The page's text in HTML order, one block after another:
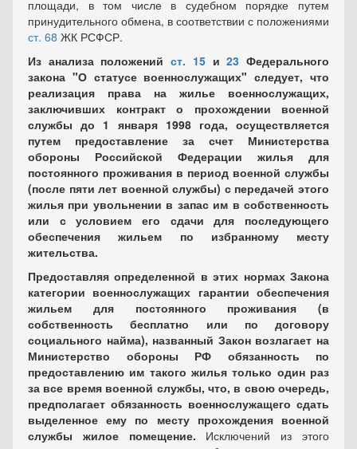
площади, в том числе в судебном порядке путем
принудительного обмена, в соответствии с положениями
ст. 68 ЖК РСФСР.
Из анализа положенийст. 15и23 Федерального
закона "О статусе военнослужащих" следует, что
реализация права на жилье военнослужащих,
заключивших контракт о прохождении военной
службы до 1 января 1998 года, осуществляется
путем предоставление за счет Министерства
обороны Российской Федерации жилья для
постоянного проживания в период военной службы
(после пяти лет военной службы) с передачей этого
жилья при увольнении в запас им в собственность
или с условием его сдачи для последующего
обеспечения жильем по избранному месту
жительства.
Предоставляя определенной в этих нормах Закона
категории военнослужащих гарантии обеспечения
жильем для постоянного проживания (в
собственность бесплатно или по договору
социального найма), названный Закон возлагает на
Министерство обороны РФ обязанность по
предоставлению им такого жилья только один раз
за все время военной службы, что, в свою очередь,
предполагает обязанность военнослужащего сдать
выделенное ему по месту прохождения военной
службы жилое помещение. Исключений из этого